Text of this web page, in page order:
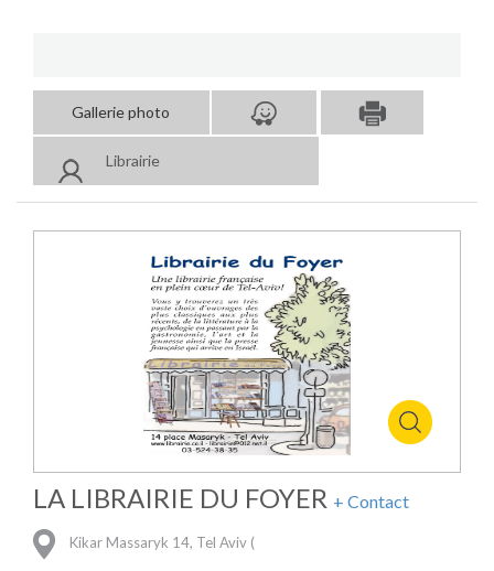
Gallerie photo
Librairie
LA LIBRAIRIE DU FOYER + Contact
Kikar Massaryk 14, Tel Aviv (